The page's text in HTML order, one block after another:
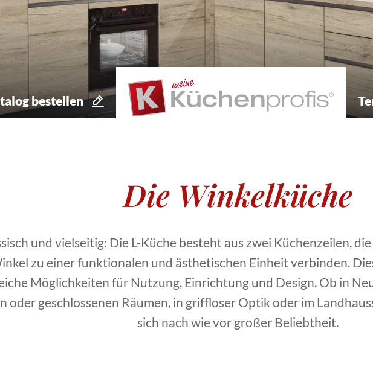
bestellen
Die Winkelküche
und vielseitig: Die L-Küche besteht aus zwei Küchenzeilen,
zu einer funktionalen und ästhetischen Einheit verbinden.
Möglichkeiten für Nutzung, Einrichtung und Design. Ob in
oder geschlossenen Räumen, in griffloser Optik oder im
sich nach wie vor großer Beliebtheit.